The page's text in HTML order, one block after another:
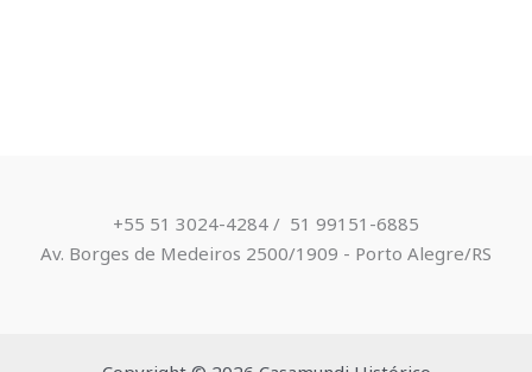
+55 51 3024-4284 / ​ 51 99151-6885
Av. Borges de Medeiros 2500/1909 - Porto Alegre/RS